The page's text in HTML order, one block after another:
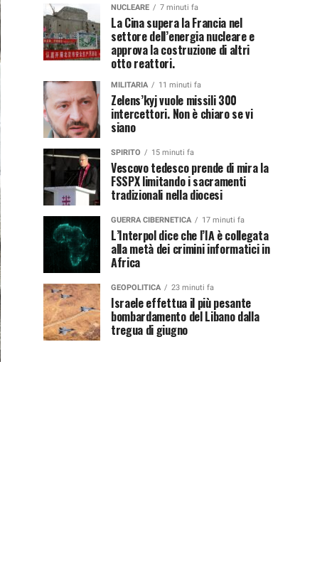
NUCLEARE 7 minuti fa
La Cina supera la Francia nel
settore dell’energia nucleare e
approva la costruzione di altri
otto reattori.
MILITARIA 11 minuti fa
Zelens’kyj vuole missili 300
intercettori. Non è chiaro se vi
siano
SPIRITO 15 minuti fa
Vescovo tedesco prende di mira la
FSSPX limitando i sacramenti
tradizionali nella diocesi
GUERRA CIBERNETICA 17 minuti fa
L’Interpol dice che l’IA è collegata
alla metà dei crimini informatici in
Africa
GEOPOLITICA 23 minuti fa
Israele effettua il più pesante
bombardamento del Libano dalla
tregua di giugno